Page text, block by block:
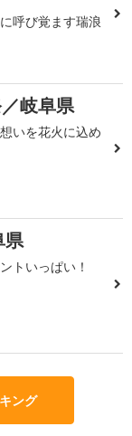
呼び覚ます瑞浪
岐阜県
いを花火に込め
県
トいっぱい！
ング